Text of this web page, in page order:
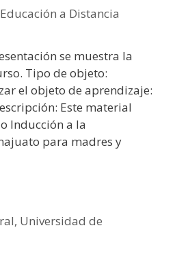
Educación a Distancia
se muestra la
Tipo de objeto:
el objeto de aprendizaje:
Este material
Inducción a la
para madres y
, Universidad de